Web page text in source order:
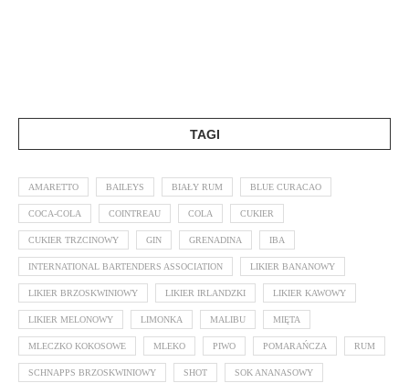
TAGI
AMARETTO BAILEYS BIAŁY RUM BLUE CURACAO
COCA-COLA COINTREAU COLA CUKIER
CUKIER TRZCINOWY GIN GRENADINA IBA
INTERNATIONAL BARTENDERS ASSOCIATION LIKIER BANANOWY
LIKIER BRZOSKWINIOWY LIKIER IRLANDZKI LIKIER KAWOWY
LIKIER MELONOWY LIMONKA MALIBU MIĘTA
MLECZKO KOKOSOWE MLEKO PIWO POMARAŃCZA RUM
SCHNAPPS BRZOSKWINIOWY SHOT SOK ANANASOWY